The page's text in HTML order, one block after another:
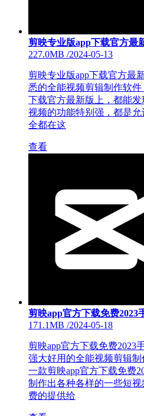
剪映专业版app下载官方最
227.0MB /2024-05-13
剪映专业版app下载官方最
悉的全能视频剪辑制作软
下载官方最新版上，都能
视频的功能特别强，都是
全都在这
查看
剪映app官方下载免费2023
171.1MB /2024-05-18
剪映app官方下载免费2023
强大好用的全能视频剪辑
一款剪映app官方下载免费
制作出各种各样的一些短
费的提供给